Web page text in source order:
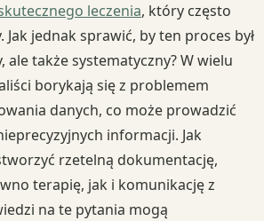
leczenia, który często
Jak jednak sprawić, by ten proces był
ale także systematyczny? W wielu
borykają się z problemem
danych, co może prowadzić
informacji. Jak
rzetelną dokumentację,
terapię, jak i komunikację z
na te pytania mogą